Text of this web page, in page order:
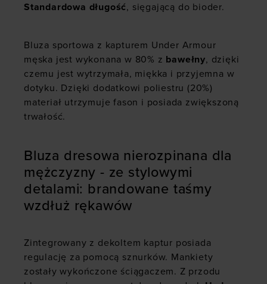
Standardowa długość, sięgającą do bioder.
Bluza sportowa z kapturem Under Armour
męska jest wykonana w 80% z bawełny, dzięki
czemu jest wytrzymała, miękka i przyjemna w
dotyku. Dzięki dodatkowi poliestru (20%)
materiał utrzymuje fason i posiada zwiększoną
trwałość.
Bluza dresowa nierozpinana dla
mężczyzny - ze stylowymi
detalami: brandowane taśmy
wzdłuż rękawów
Zintegrowany z dekoltem kaptur posiada
regulację za pomocą sznurków. Mankiety
zostały wykończone ściągaczem. Z przodu